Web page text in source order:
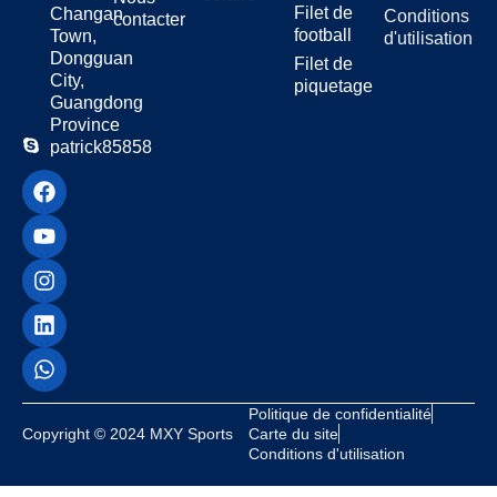
clubs.
Facile à installer avec un kit
d'installation de filet de
tennis.
Peut être utilisé avec
Lorsque vous achetez un filet de
tennis durable avec un câble en
solides et des doubles coutures.
Changan
Town,
Dongguan
City,
Guangdong
Province
patrick85858
contacter
Filet de
football
Filet de
piquetage
Conditions
d'utilisation
Copyright © 2024 MXY Sports
Politique de confidentialité
Carte du site
Conditions d'utilisation